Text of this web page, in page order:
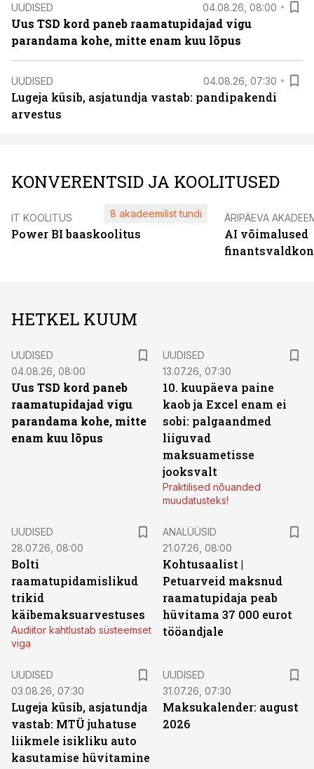
UUDISED 04.08.26, 08:00
Uus TSD kord paneb raamatupidajad vigu
parandama kohe, mitte enam kuu lõpus
UUDISED 04.08.26, 07:30
Lugeja küsib, asjatundja vastab: pandipakendi
arvestus
KONVERENTSID JA KOOLITUSED
IT KOOLITUS
Power BI baaskoolitus
8 akadeemilist tundi ÄRIPÄEVA
AI võimalused
HETKEL KUUM
UUDISED
04.08.26, 08:00
Uus TSD kord paneb
raamatupidajad vigu
parandama kohe, mitte
enam kuu lõpus
UUDISED
13.07.26, 07:30
10. kuupäeva paine
kaob ja Excel enam ei
sobi: palgaandmed
liiguvad
maksuametisse
jooksvalt
Praktilised nõuanded
muudatusteks!
UUDISED
28.07.26, 08:00
Bolti
raamatupidamislikud
trikid
käibemaksuarvestuses
Audiitor kahtlustab süsteemset
viga
ANALÜÜSID
21.07.26, 08:00
Kohtusaalist |
Petuarveid maksnud
raamatupidaja peab
hüvitama 37 000 eurot
tööandjale
UUDISED
03.08.26, 07:30
Lugeja küsib, asjatundja
vastab: MTÜ juhatuse
liikmele isikliku auto
kasutamise hüvitamine
UUDISED
31.07.26, 07:30
Maksukalender: august
2026